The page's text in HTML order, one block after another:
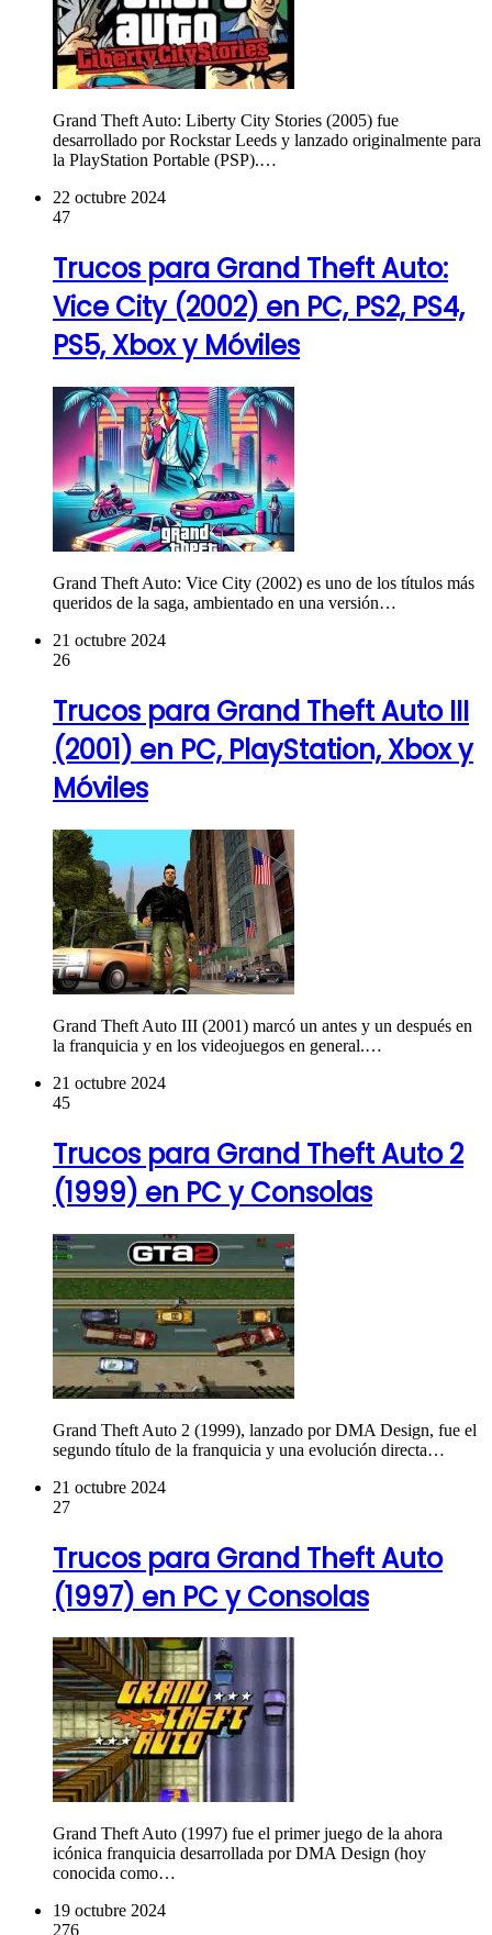
Grand Theft Auto: Liberty City Stories (2005) fue
desarrollado por Rockstar Leeds y lanzado originalmente para
la PlayStation Portable (PSP).…
22 octubre 2024
47
Trucos para Grand Theft Auto:
Vice City (2002) en PC, PS2, PS4,
PS5, Xbox y Móviles
Grand Theft Auto: Vice City (2002) es uno de los títulos más
queridos de la saga, ambientado en una versión…
21 octubre 2024
26
Trucos para Grand Theft Auto III
(2001) en PC, PlayStation, Xbox y
Móviles
Grand Theft Auto III (2001) marcó un antes y un después en
la franquicia y en los videojuegos en general.…
21 octubre 2024
45
Trucos para Grand Theft Auto 2
(1999) en PC y Consolas
Grand Theft Auto 2 (1999), lanzado por DMA Design, fue el
segundo título de la franquicia y una evolución directa…
21 octubre 2024
27
Trucos para Grand Theft Auto
(1997) en PC y Consolas
Grand Theft Auto (1997) fue el primer juego de la ahora
icónica franquicia desarrollada por DMA Design (hoy
conocida como…
19 octubre 2024
276